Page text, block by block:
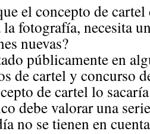
el concepto de cartel
la fotografía, necesita
nuevas?
públicamente en
de cartel y concurso
de cartel lo
debe valorar una
no se tienen en